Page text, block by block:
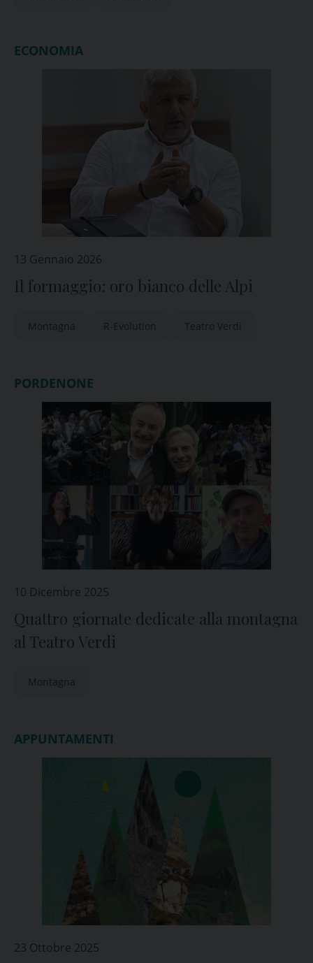
ECONOMIA
13 Gennaio 2026
Il formaggio: oro bianco delle Alpi
Montagna R-Evolution Teatro Verdi
PORDENONE
10 Dicembre 2025
Quattro giornate dedicate alla montagna
al Teatro Verdi
Montagna
APPUNTAMENTI
23 Ottobre 2025